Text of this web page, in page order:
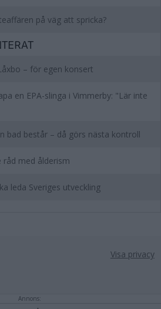
på väg att spricka?
– för egen konsert
en EPA-slinga i Vimmerby: "Lär inte
bad består – då görs nästa kontroll
råd med ålderism
leda Sveriges utveckling
Visa privacy
Annons: